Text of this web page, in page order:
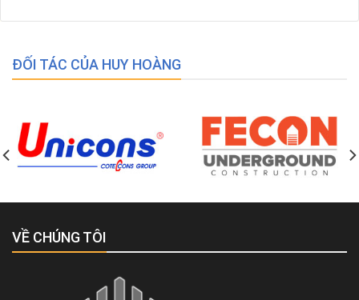
ĐỐI TÁC CỦA HUY HOÀNG
VỀ CHÚNG TÔI